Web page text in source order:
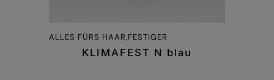
ALLES FÜRS HAAR,FESTIGER
KLIMAFEST N blau